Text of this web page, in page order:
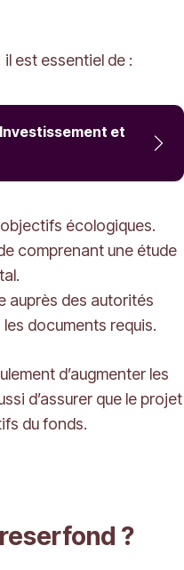
est essentiel de :
Investissement et
écologiques.
comprenant une étude
auprès des autorités
documents requis.
d’augmenter les
d’assurer que le projet
du fonds.
?